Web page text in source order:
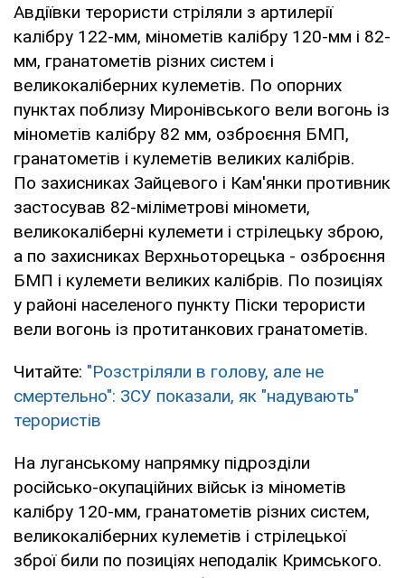
Авдіївки терористи стріляли з артилерії
калібру 122-мм, мінометів калібру 120-мм і 82-
мм, гранатометів різних систем і
великокаліберних кулеметів. По опорних
пунктах поблизу Миронівського вели вогонь із
мінометів калібру 82 мм, озброєння БМП,
гранатометів і кулеметів великих калібрів.
По захисниках Зайцевого і Кам'янки противник
застосував 82-міліметрові міномети,
великокаліберні кулемети і стрілецьку зброю,
а по захисниках Верхньоторецька - озброєння
БМП і кулемети великих калібрів. По позиціях
у районі населеного пункту Піски терористи
вели вогонь із протитанкових гранатометів.
Читайте: "Розстріляли в голову, але не
смертельно": ЗСУ показали, як "надувають"
терористів
На луганському напрямку підрозділи
російсько-окупаційних військ із мінометів
калібру 120-мм, гранатометів різних систем,
великокаліберних кулеметів і стрілецької
зброї били по позиціях неподалік Кримського.